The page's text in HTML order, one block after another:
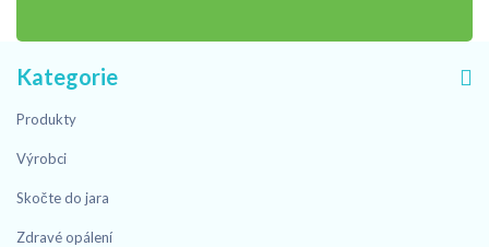
Kategorie
Produkty
Výrobci
Skočte do jara
Zdravé opálení